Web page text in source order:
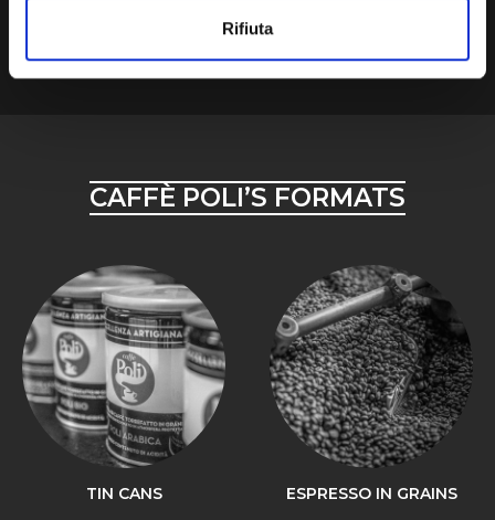
Rifiuta
MAXI STANDARD CIALDE MINI CIALDE
CAFFÈ POLI’S FORMATS
TIN CANS ESPRESSO IN GRAINS